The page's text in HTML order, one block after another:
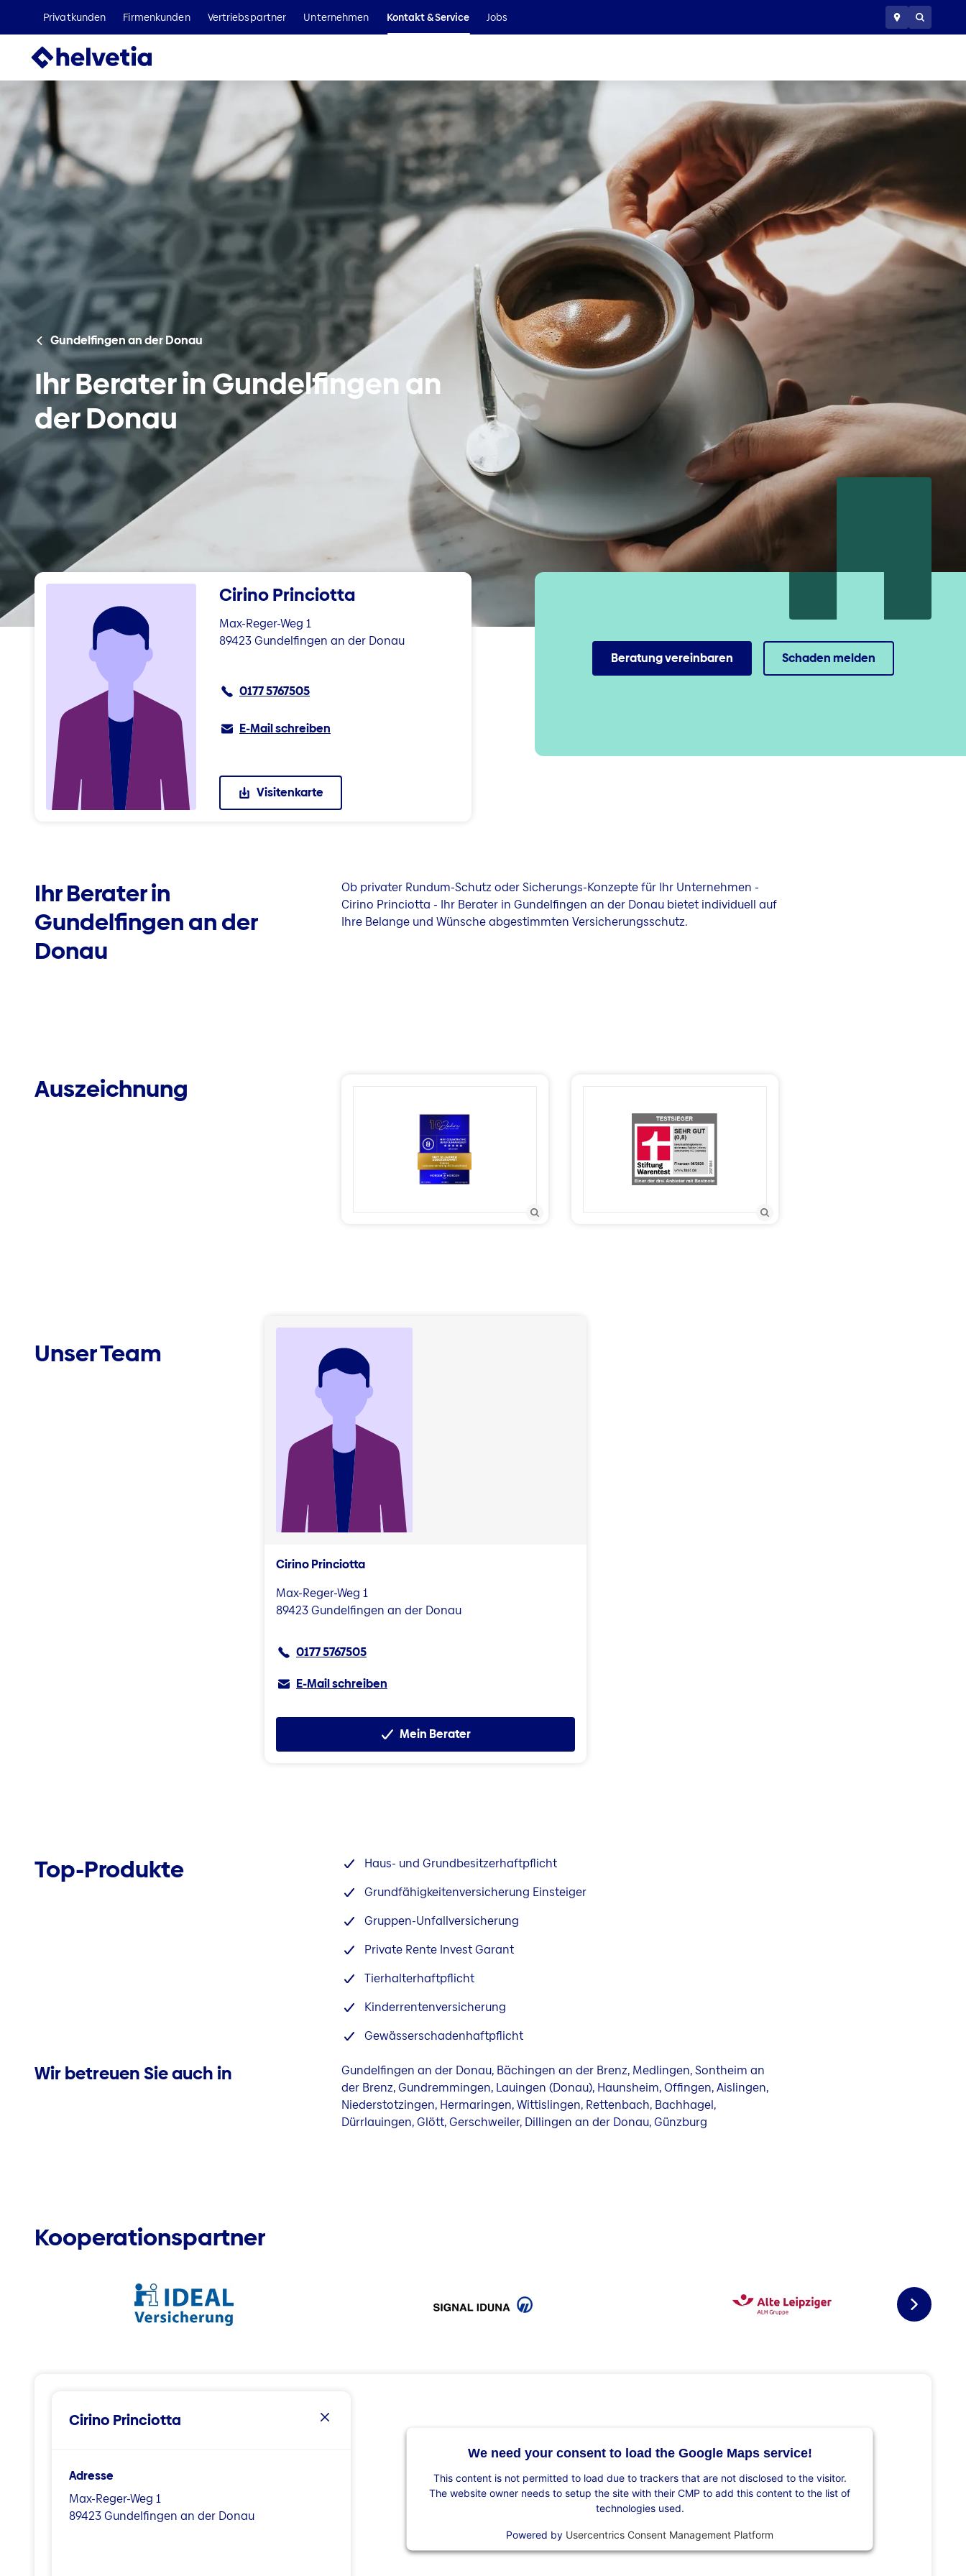
Wir sind Teil der Helvetia Baloise Gruppe
Privatkunden Firmenkunden Vertriebspartner Unternehmen Kontakt & Service Jobs
Gundelfingen an der Donau
Ihr Berater in Gundelfingen an
der Donau
Beratung vereinbaren Schaden melden
Cirino Princiotta
Max-Reger-Weg 1
89423 Gundelfingen an der Donau
0177 5767505
E-Mail schreiben
Visitenkarte
Ihr Berater in
Gundelfingen an der
Donau
Ob privater Rundum-Schutz oder Sicherungs-Konzepte für Ihr Unternehmen -
Cirino Princiotta - Ihr Berater in Gundelfingen an der Donau bietet individuell auf
Ihre Belange und Wünsche abgestimmten Versicherungsschutz.
Auszeichnung
Unser Team
Cirino Princiotta
Max-Reger-Weg 1
89423 Gundelfingen an der Donau
0177 5767505
E-Mail schreiben
Mein Berater
Top-Produkte
Haus- und Grundbesitzerhaftpflicht
Grundfähigkeitenversicherung Einsteiger
Gruppen-Unfallversicherung
Private Rente Invest Garant
Tierhalterhaftpflicht
Kinderrentenversicherung
Gewässerschadenhaftpflicht
Wir betreuen Sie auch in
Gundelfingen an der Donau, Bächingen an der Brenz, Medlingen, Sontheim an
der Brenz, Gundremmingen, Lauingen (Donau), Haunsheim, Offingen, Aislingen,
Niederstotzingen, Hermaringen, Wittislingen, Rettenbach, Bachhagel,
Dürrlauingen, Glött, Gerschweiler, Dillingen an der Donau, Günzburg
Kooperationspartner
We need your consent to load the Google Maps service!
This content is not permitted to load due to trackers that are not disclosed to the visitor.
The website owner needs to setup the site with their CMP to add this content to the list of
technologies used.
Powered by Usercentrics Consent Management Platform
Cirino Princiotta
Adresse
Max-Reger-Weg 1
89423 Gundelfingen an der Donau